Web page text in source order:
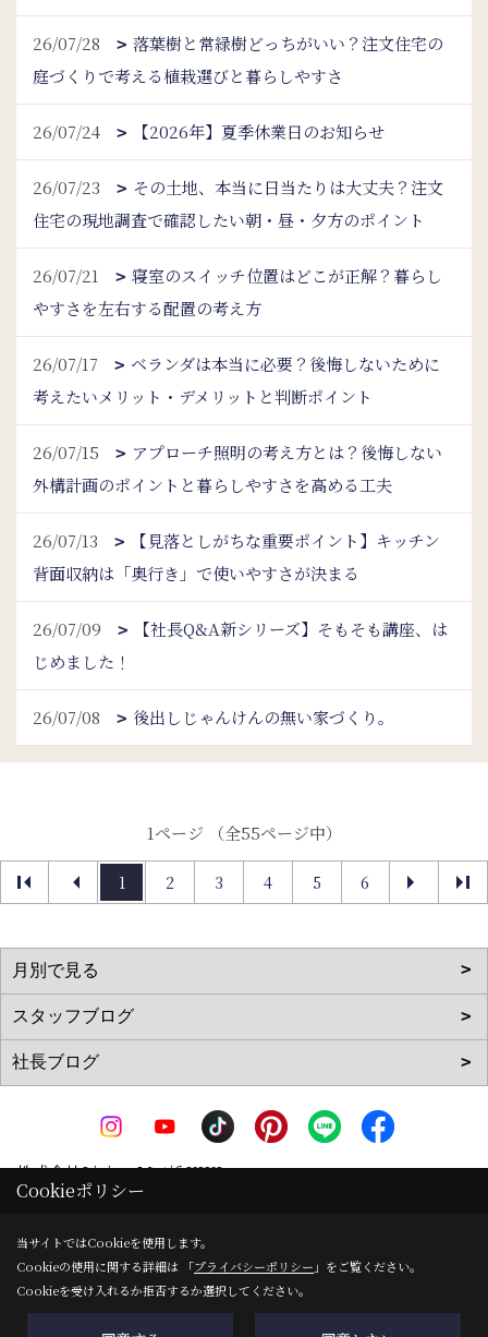
26/07/28
落葉樹と常緑樹どっちがいい？注文住宅の
庭づくりで考える植栽選びと暮らしやすさ
26/07/24 【2026年】夏季休業日のお知らせ
26/07/23
その土地、本当に日当たりは大丈夫？注文
住宅の現地調査で確認したい朝・昼・夕方のポイント
26/07/21
寝室のスイッチ位置はどこが正解？暮らし
やすさを左右する配置の考え方
26/07/17
ベランダは本当に必要？後悔しないために
考えたいメリット・デメリットと判断ポイント
26/07/15
アプローチ照明の考え方とは？後悔しない
外構計画のポイントと暮らしやすさを高める工夫
26/07/13
【見落としがちな重要ポイント】キッチン
背面収納は「奥行き」で使いやすさが決まる
26/07/09
【社長Q&A新シリーズ】そもそも講座、は
じめました！
26/07/08 後出しじゃんけんの無い家づくり。
1ページ （全55ページ中）
1 2 3 4 5 6
株式会社Living Motif KIKI
〒519-0142
三重県亀山市天神1丁目2-11-1
TEL：0120-090-035/ 0595-83-0700
FAX：0595-82-8540
Cookieポリシー
当サイトではCookieを使用します。
Cookieの使用に関する詳細は 「プライバシーポリシー 」をご覧ください。
Cookieを受け入れるか拒否するか選択してください。